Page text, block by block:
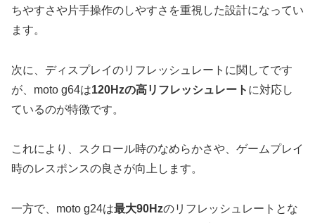
ちやすさや片手操作のしやすさを重視した設計になってい
ます。
次に、ディスプレイのリフレッシュレートに関してです
が、moto g64は120Hzの高リフレッシュレート に対応し
ているのが特徴です。
これにより、スクロール時のなめらかさや、ゲームプレイ
時のレスポンスの良さが向上します。
一方で、moto g24は最大90Hzのリフレッシュレートとな